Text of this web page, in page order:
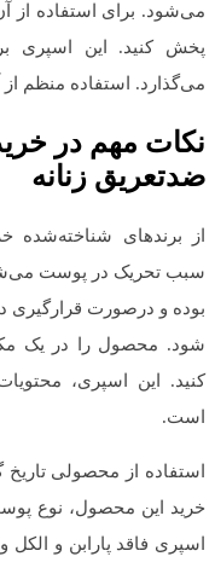
پخش کنید. این اسپری
می‌گذارد. استفاده منظم
نکات مهم در
ضدتعریق زنانه
از برندهای شناخته‌شده
سبب تحریک در پوست
بوده و درصورت قرارگیری
شود. محصول را در یک
کنید. این اسپری،
است.
استفاده از محصولی
خرید این محصول، نوع
اسپری فاقد پارابن و الکل